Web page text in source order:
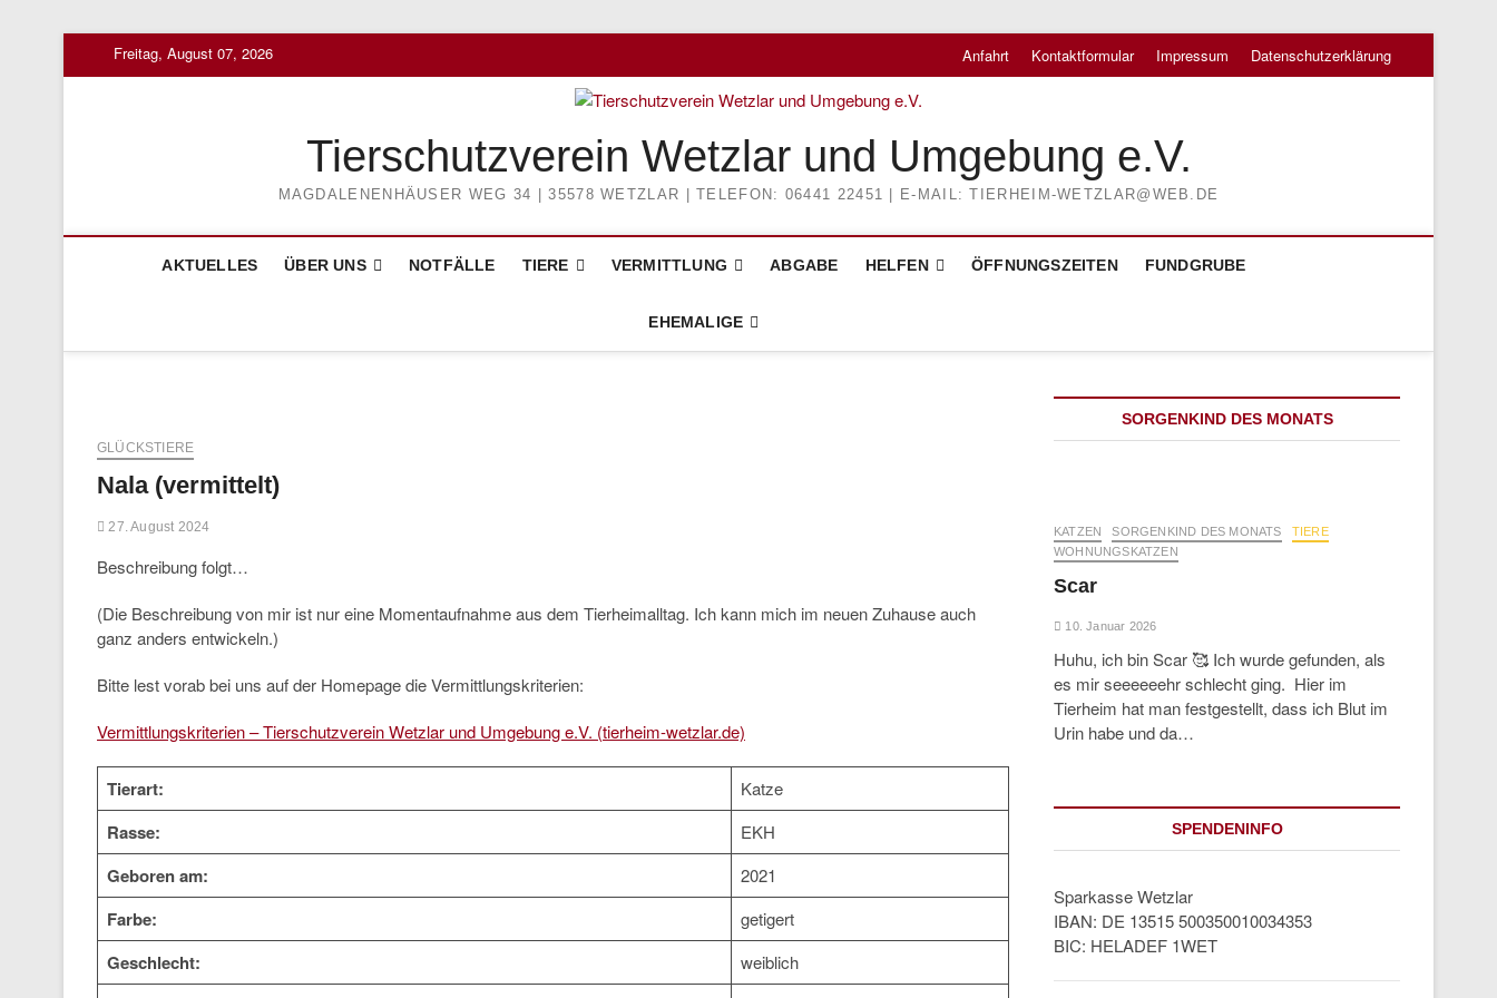
Freitag, August 07, 2026 Anfahrt Kontaktformular Impressum Datenschutzerklärung
Tierschutzverein Wetzlar und Umgebung e.V.
MAGDALENENHÄUSER WEG 34 | 35578 WETZLAR | TELEFON: 06441 22451 | E-MAIL: TIERHEIM-WETZLAR@WEB.DE
AKTUELLES ÜBER UNS NOTFÄLLE TIERE VERMITTLUNG ABGABE HELFEN ÖFFNUNGSZEITEN FUNDGRUBE
EHEMALIGE
GLÜCKSTIERE
Nala (vermittelt)
27. August 2024
Beschreibung folgt…
(Die Beschreibung von mir ist nur eine Momentaufnahme aus dem Tierheimalltag. Ich kann mich im neuen Zuhause auch
ganz anders entwickeln.)
Bitte lest vorab bei uns auf der Homepage die Vermittlungskriterien:
Vermittlungskriterien – Tierschutzverein Wetzlar und Umgebung e.V. (tierheim-wetzlar.de)
Tierart: Katze
Rasse: EKH
Geboren am: 2021
Farbe: getigert
Geschlecht: weiblich
SORGENKIND DES MONATS
KATZEN SORGENKIND DES MONATS
TIERE
WOHNUNGSKATZEN
Scar
10. Januar 2026
Huhu, ich bin Scar 🥰 Ich wurde gefunden, als
es mir seeeeeehr schlecht ging. Hier im
Tierheim hat man festgestellt, dass ich Blut im
Urin habe und da…
SPENDENINFO
Sparkasse Wetzlar
IBAN: DE 13515 500350010034353
BIC: HELADEF 1WET